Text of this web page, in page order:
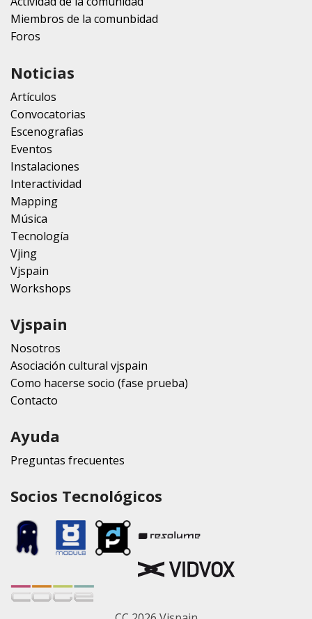
Miembros de la comunbidad
Foros
Noticias
Artículos
Convocatorias
Escenografias
Eventos
Instalaciones
Interactividad
Mapping
Música
Tecnología
Vjing
Vjspain
Workshops
Vjspain
Nosotros
Asociación cultural vjspain
Como hacerse socio (fase prueba)
Contacto
Ayuda
Preguntas frecuentes
Socios Tecnológicos